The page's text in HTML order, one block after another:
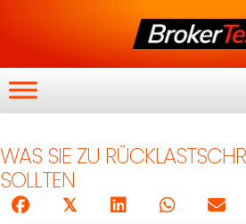
WAS SIE ZU
SOLLTEN
𝕏